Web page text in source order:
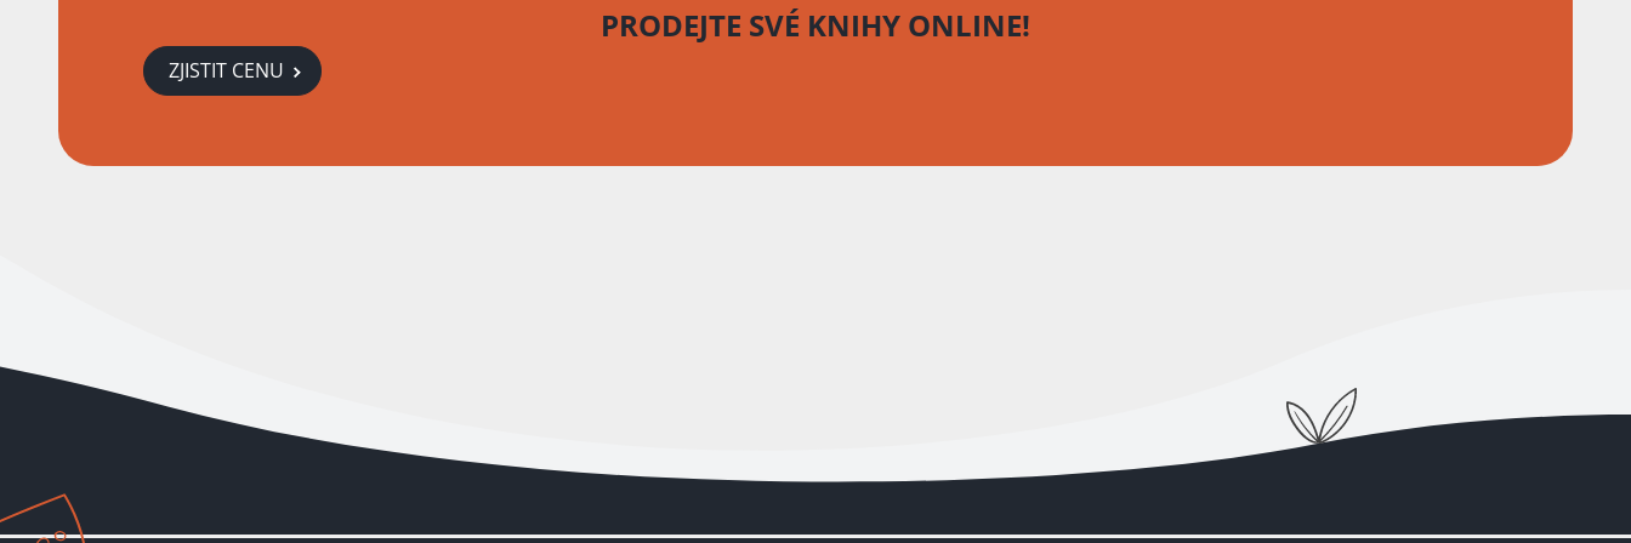
PRODEJTE SVÉ KNIHY ONLINE!
ZJISTIT CENU